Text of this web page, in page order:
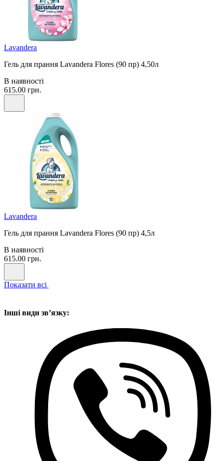
Lavandera
Гель для прання Lavandera Flores (90 пр) 4,50л
В наявності
615.00 грн.
Lavandera
Гель для прання Lavandera Flores (90 пр) 4,5л
В наявності
615.00 грн.
Показати всі
Інші види звʼязку: